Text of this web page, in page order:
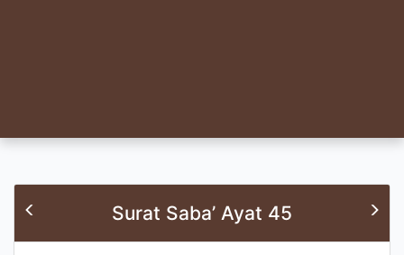
Surat Saba’ Ayat 45